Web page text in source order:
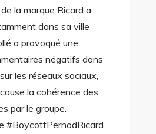
la marque Ricard a
dans sa ville
a provoqué une
négatifs dans
les réseaux sociaux,
la cohérence des
par le groupe.
#BoycottPernodRicard